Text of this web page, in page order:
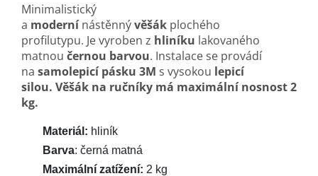
Minimalistický
a modernínástěnnývěšák plochého
profilutypu. Je vyroben z hliníku lakovaného
matnou černou barvou. Instalace se provádí
na samolepicí pásku 3M s vysokou lepicí
silou. Věšák na ručníky má maximální nosnost 2
kg.
Materiál: hliník
Barva: černá matná
Maximální zatížení: 2 kg